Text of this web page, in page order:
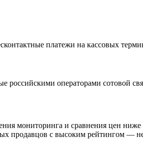
платежи на кассовых
российскими операторами сотовой
мониторинга и сравнения цен
продавцов с высоким рейтингом —